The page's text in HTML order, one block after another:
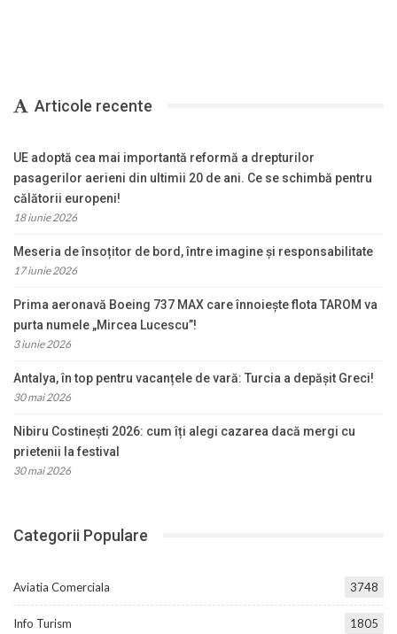
Articole recente
UE adoptă cea mai importantă reformă a drepturilor
pasagerilor aerieni din ultimii 20 de ani. Ce se schimbă pentru
călătorii europeni!
18 iunie 2026
Meseria de însoțitor de bord, între imagine și responsabilitate
17 iunie 2026
Prima aeronavă Boeing 737 MAX care înnoiește flota TAROM va
purta numele „Mircea Lucescu”!
3 iunie 2026
Antalya, în top pentru vacanțele de vară: Turcia a depășit Greci!
30 mai 2026
Nibiru Costinești 2026: cum îți alegi cazarea dacă mergi cu
prietenii la festival
30 mai 2026
Categorii Populare
Aviatia Comerciala 3748
Info Turism 1805